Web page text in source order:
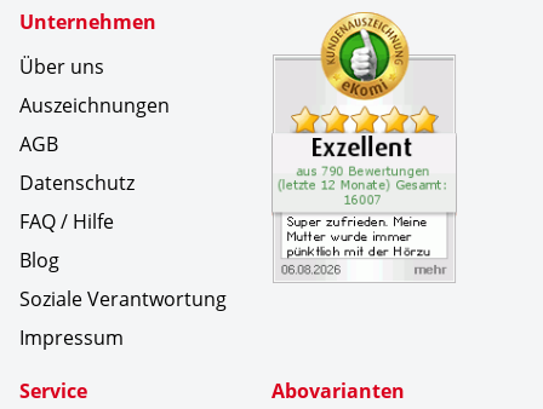
Unternehmen
Über uns
Auszeichnungen
AGB
Datenschutz
FAQ / Hilfe
Blog
Soziale Verantwortung
Impressum
Service
Abovarianten
Zertifikate